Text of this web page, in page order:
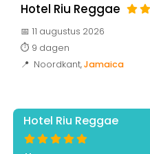
Hotel Riu Reggae
📅 11 augustus 2026
⏱️ 9 dagen
📍 Noordkant,Jamaica
Hotel Riu Reggae